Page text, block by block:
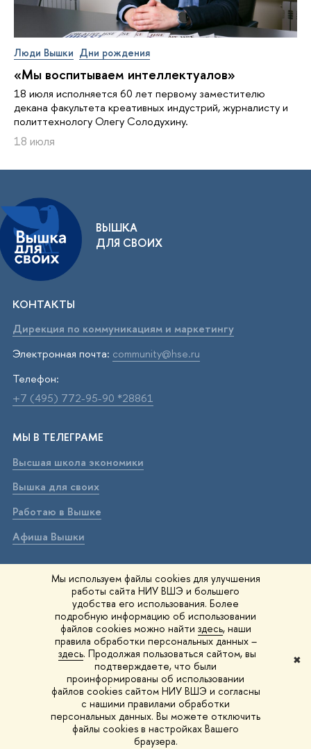
Мы используем файлы cookies для улучшения
работы сайта НИУ ВШЭ и большего
удобства его использования. Более
подробную информацию об использовании
файлов cookies можно найти здесь, наши
правила обработки персональных данных –
здесь. Продолжая пользоваться сайтом, вы
подтверждаете, что были
проинформированы об использовании
файлов cookies сайтом НИУ ВШЭ и согласны
с нашими правилами обработки
персональных данных. Вы можете отключить
файлы cookies в настройках Вашего
браузера.
✖
Люди Вышки Дни рождения
«Мы воспитываем интеллектуалов»
18 июля исполняется 60 лет первому заместителю
декана факультета креативных индустрий, журналисту и
политтехнологу Олегу Солодухину.
18 июля
ВЫШКА
ДЛЯ СВОИХ
КОНТАКТЫ
Дирекция по коммуникациям и маркетингу
Электронная почта: community@hse.ru
Телефон:
+7 (495) 772-95-90 *28861
МЫ В ТЕЛЕГРАМЕ
Высшая школа экономики
Вышка для своих
Работаю в Вышке
Афиша Вышки
ВЫШКА В МАХ
Высшая школа экономики
Вышка для своих
Работаю в Вышке
Афиша Вышки
Вышка IQ
© 1993–2026 НИУ ВШЭ